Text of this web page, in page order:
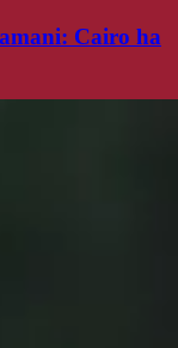
Cairo ha